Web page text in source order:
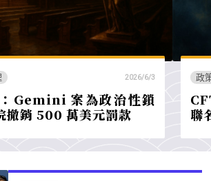
2026/6/3
Gemini 案為政治性鎖
撤銷 500 萬美元罰款
政
聯